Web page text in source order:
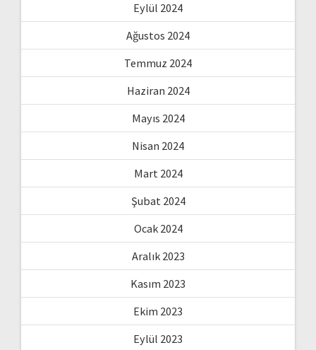
Eylül 2024
Ağustos 2024
Temmuz 2024
Haziran 2024
Mayıs 2024
Nisan 2024
Mart 2024
Şubat 2024
Ocak 2024
Aralık 2023
Kasım 2023
Ekim 2023
Eylül 2023